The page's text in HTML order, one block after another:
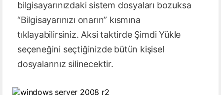
bilgisayarınızdaki sistem dosyaları bozuksa
“Bilgisayarınızı onarın” kısmına
tıklayabilirsiniz. Aksi taktirde Şimdi Yükle
seçeneğini seçtiğinizde bütün kişisel
dosyalarınız silinecektir.